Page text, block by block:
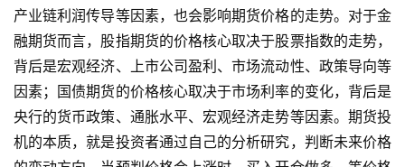
产业链利润传导等因素，也会影响期货价格的走势。对于金
融期货而言，股指期货的价格核心取决于股票指数的走势，
背后是宏观经济、上市公司盈利、市场流动性、政策导向等
因素；国债期货的价格核心取决于市场利率的变化，背后是
央行的货币政策、通胀水平、宏观经济走势等因素。期货投
机的本质，就是投资者通过自己的分析研究，判断未来价格